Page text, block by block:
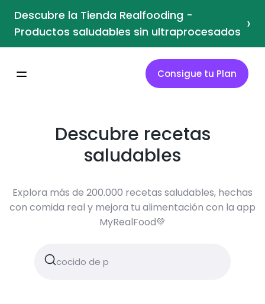
Descubre la Tienda Realfooding -
Productos saludables sin ultraprocesados ›
Consigue tu Plan
Descubre recetas
saludables
Explora más de 200.000 recetas saludables, hechas
con comida real y mejora tu alimentación con la app
MyRealFood💚